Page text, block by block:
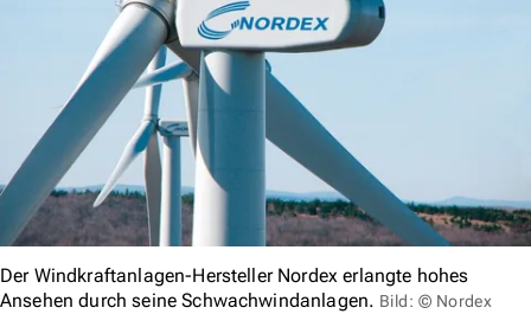
Der Windkraftanlagen-Hersteller Nordex erlangte hohes
Ansehen durch seine Schwachwindanlagen. Bild: © Nordex